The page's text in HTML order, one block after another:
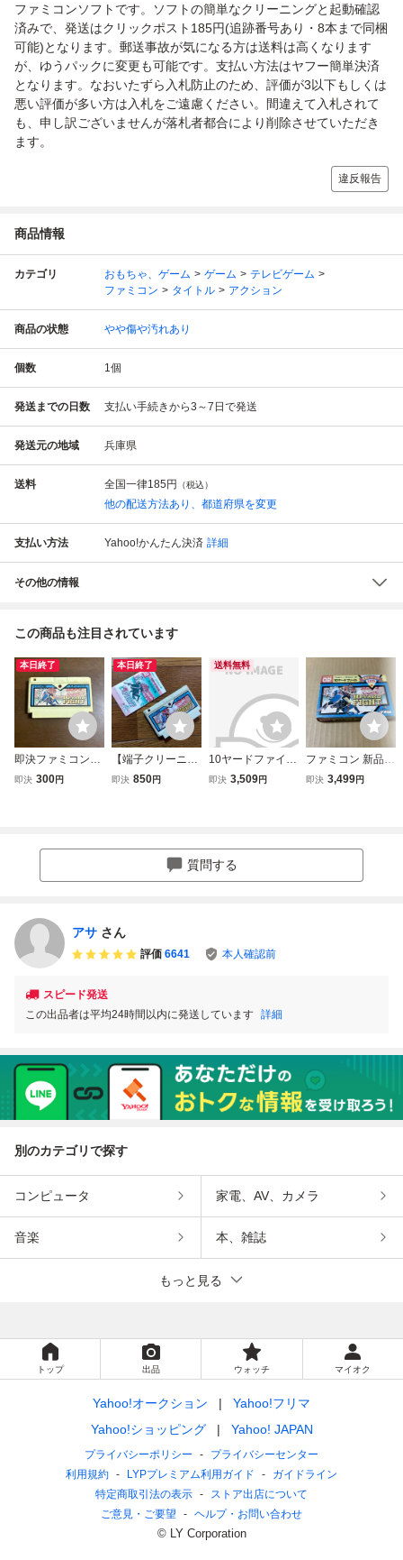
ファミコンソフトです。ソフトの簡単なクリーニングと起動確認
済みで、発送はクリックポスト185円(追跡番号あり・8本まで同梱
可能)となります。郵送事故が気になる方は送料は高くなります
が、ゆうパックに変更も可能です。支払い方法はヤフー簡単決済
となります。なおいたずら入札防止のため、評価が3以下もしくは
悪い評価が多い方は入札をご遠慮ください。間違えて入札されて
も、申し訳ございませんが落札者都合により削除させていただき
ます。
違反報告
商品情報
カテゴリ おもちゃ、ゲーム ゲーム
テレビゲーム
ファミコン
タイトル アクション
商品の状態 やや傷や汚れあり
個数 1個
発送までの日数 支払い手続きから3～7日で発送
発送元の地域 兵庫県
送料 全国一律185円 （税込）
他の配送方法あり、都道府県を変更
支払い方法 Yahoo!かんたん決済 詳細
その他の情報
この商品も注目されています
本日終了
即決ファミコンソ
フト 10ヤードフ
即決 300円
本日終了
【端子クリーニン
グ済み】FC 10
即決 850円
送料無料
10ヤードファイ
ト/ファミコン
即決 3,509円
ファミコン 新品未
使用 10ヤードフ
即決 3,499円
質問する
アサ さん
評価 6641 本人確認前
スピード発送
この出品者は平均24時間以内に発送しています 詳細
別のカテゴリで探す
コンピュータ 家電、AV、カメラ
音楽 本、雑誌
もっと見る
トップ 出品 ウォッチ マイオク
Yahoo!オークション
Yahoo!フリマ
Yahoo!ショッピング
Yahoo! JAPAN
プライバシーポリシー
プライバシーセンター
利用規約
LYPプレミアム利用ガイド
ガイドライン
特定商取引法の表示
ストア出店について
ご意見・ご要望
ヘルプ・お問い合わせ
© LY Corporation